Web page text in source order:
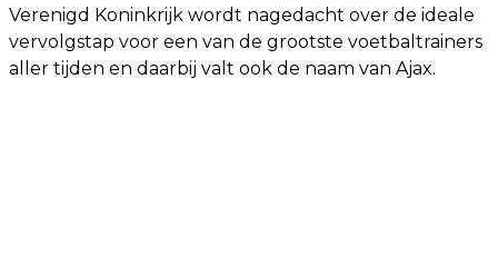
Verenigd Koninkrijk wordt nagedacht over de ideale
vervolgstap voor een van de grootste voetbaltrainers
aller tijden en daarbij valt ook de naam van Ajax.